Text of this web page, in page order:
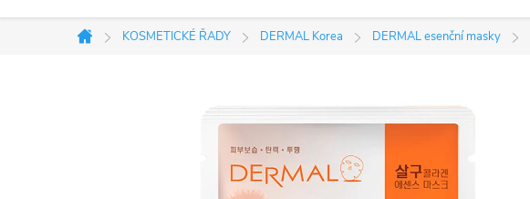
Domů
KOSMETICKÉ ŘADY DERMAL Korea DERMAL esenční masky